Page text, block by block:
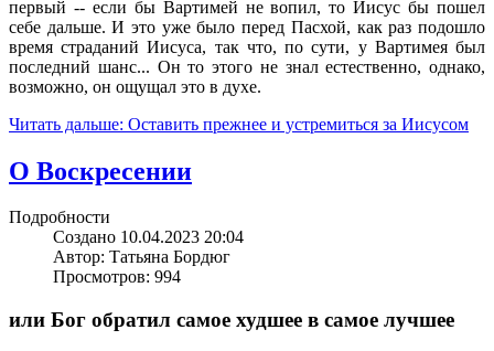
первый -- если бы Вартимей не вопил, то Иисус бы пошел
себе дальше. И это уже было перед Пасхой, как раз подошло
время страданий Иисуса, так что, по сути, у Вартимея был
последний шанс... Он то этого не знал естественно, однако,
возможно, он ощущал это в духе.
Читать дальше: Оставить прежнее и устремиться за Иисусом
О Воскресении
Подробности
Создано 10.04.2023 20:04
Автор: Татьяна Бордюг
Просмотров: 994
или Бог обратил самое худшее в самое лучшее